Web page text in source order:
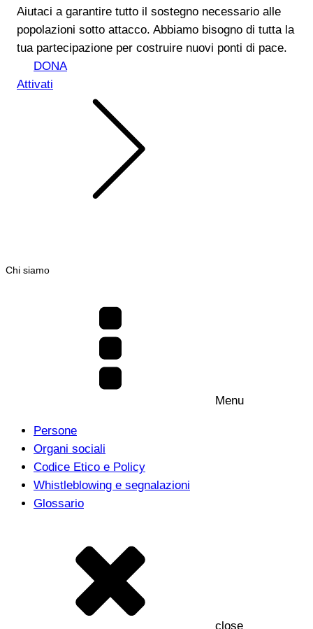
Aiutaci a garantire tutto il sostegno necessario alle
popolazioni sotto attacco. Abbiamo bisogno di tutta la
tua partecipazione per costruire nuovi ponti di pace.
DONA
Attivati
Chi siamo
Menu
Persone
Organi sociali
Codice Etico e Policy
Whistleblowing e segnalazioni
Glossario
close